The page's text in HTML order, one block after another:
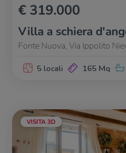
€ 319.000
Villa a schiera
Fonte Nuova, Via Ippolito
5 locali 165 Mq
VISITA 3D